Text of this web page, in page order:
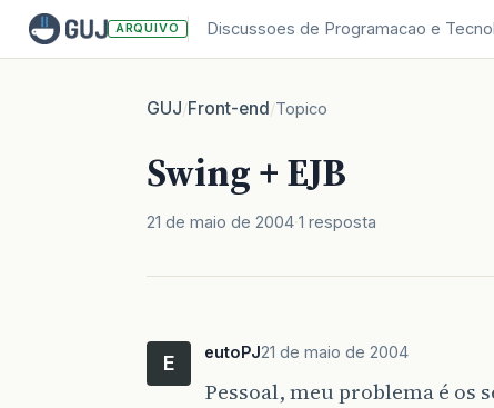
ARQUIVO Discussoes de Programacao e
GUJ/Front-end/Topico
Swing + EJB
21 de maio de 2004 1 resposta
E eutoPJ21 de maio de 2004
Pessoal, meu problema é os